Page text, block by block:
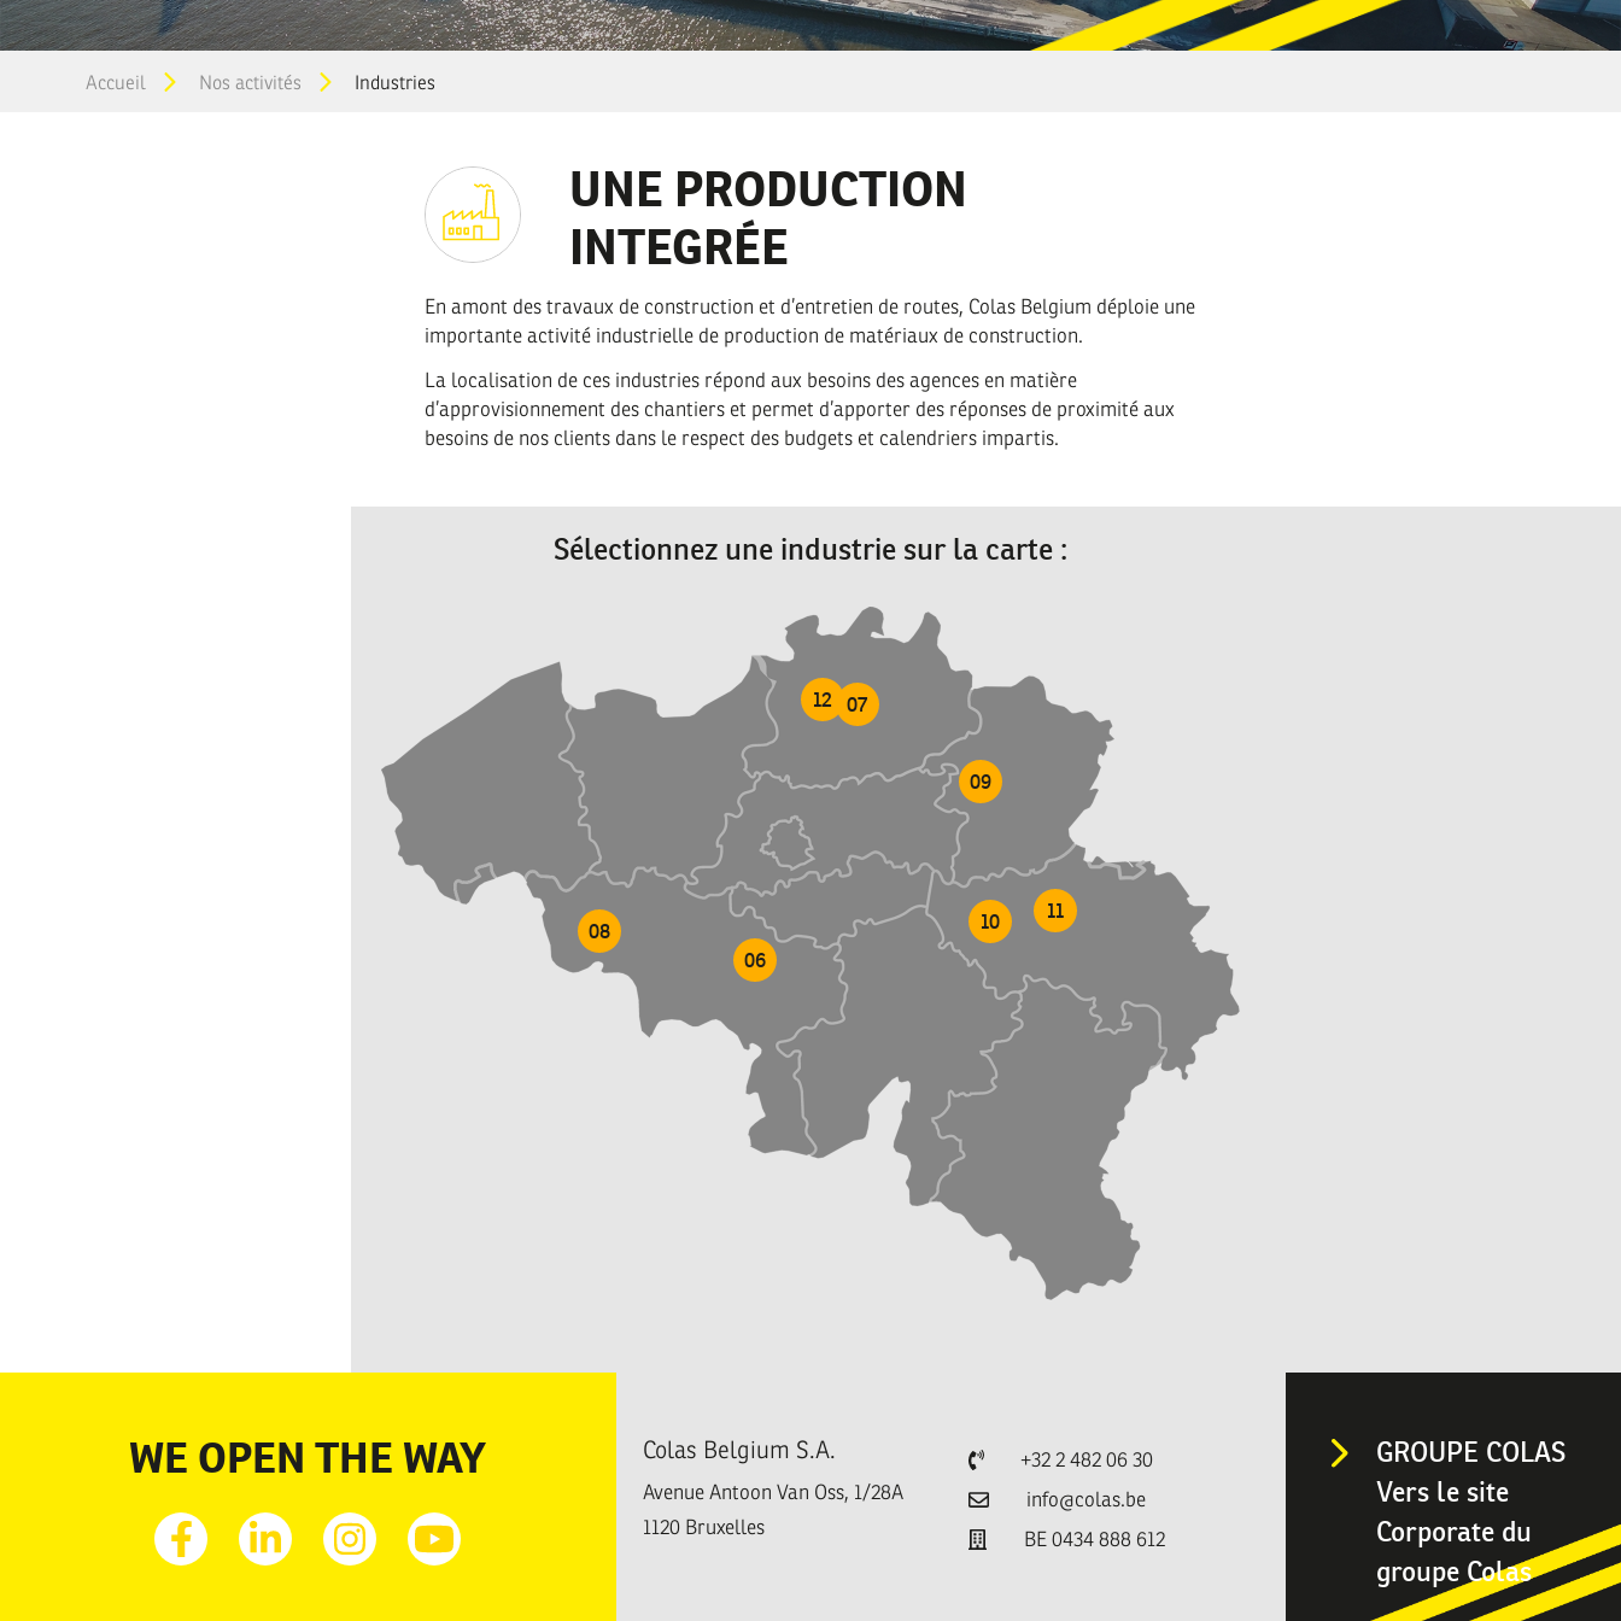
You
Accueil Nos activités Industries
UNE PRODUCTION
INTEGRÉE
En amont des travaux de construction et d’entretien de routes, Colas Belgium déploie une
importante activité industrielle de production de matériaux de construction.
La localisation de ces industries répond aux besoins des agences en matière
d’approvisionnement des chantiers et permet d’apporter des réponses de proximité aux
besoins de nos clients dans le respect des budgets et calendriers impartis.
Sélectionnez une industrie sur la carte :
09
10
12 07
11
08
06
WE OPEN THE WAY
FacebookLinkedinInstagramYoutube
Colas Belgium S.A.
Avenue Antoon Van Oss, 1/28A
1120 Bruxelles
Téléphone
+32 2 482 06 30
Emailinfo@colas.be
BE 0434 888 612
GROUPE COLAS
Vers le site
Corporate du
groupe Colas